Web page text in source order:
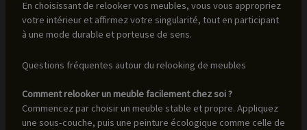
En choisissant de relooker vos meubles, vous vous appropriez
votre intérieur et affirmez votre singularité, tout en participant
à une mode durable et porteuse de sens.
Questions fréquentes autour du relooking de meubles
Comment relooker un meuble facilement chez soi ?
Commencez par choisir un meuble stable et propre. Appliquez
une sous-couche, puis une peinture écologique comme celle de